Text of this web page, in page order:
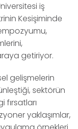
iş
Kesişiminde
getiriyor.
gelişmelerin
sektörün
yaklaşımlar,